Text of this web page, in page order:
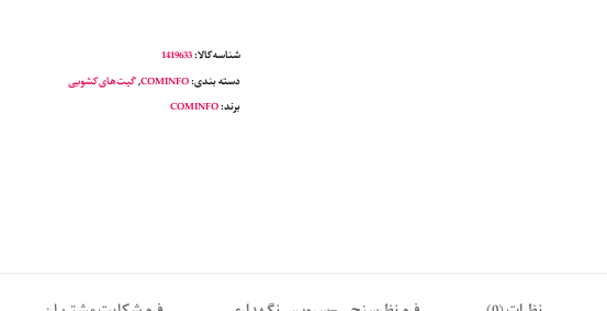
شناسه کالا:1419633
دسته بندی:COMINFO
,گیت‌های کشویی
برند:COMINFO